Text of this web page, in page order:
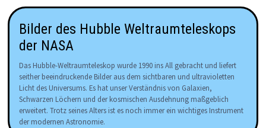
Bilder des Hubble Weltraumteleskops
der NASA
Das Hubble-Weltraumteleskop wurde 1990 ins All gebracht und liefert
seither beeindruckende Bilder aus dem sichtbaren und ultravioletten
Licht des Universums. Es hat unser Verständnis von Galaxien,
Schwarzen Löchern und der kosmischen Ausdehnung maßgeblich
erweitert. Trotz seines Alters ist es noch immer ein wichtiges Instrument
der modernen Astronomie.